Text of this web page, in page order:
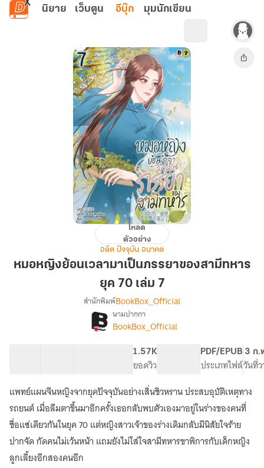
ข้ามไปยังเนื้อหาหลัก
นิยาย เว็บตูน อีบุ๊ก มุมนักเขียน
ย้อน
เป็น
ภรรยา
สามี
ยุค
70
เล่ม
7
โหลด
ตัวอย่าง
อดีต ปัจจุบัน อนาคต
หมอหญิงย้อนเวลามาเป็นภรรยาของสามีทหาร
ยุค 70 เล่ม 7
เรื่อง[จบ]หมอ
หญิง
ย้อน
เวลา
มา
เป็น
ภรรยา
ของ
สามี
ทหาร
ยุค
70
สำนักพิมพ์BookBox_Official
นามปากกา
BookBox_Official
1.57K
ยอดวิว
PDF/EPUB
ประเภทไฟล์
3 ก.
วันที่
แพทย์แผนจีนหญิงจากยุคปัจจุบันอย่างเสิ่นชิวหราน ประสบอุบัติเหตุทาง
รถยนต์ เมื่อลืมตาขึ้นมาอีกครั้งเธอกลับพบตัวเองมาอยู่ในร่างของคนที่
ชื่อแซ่เดียวกันในยุค 70 แต่หญิงสาวเจ้าของร่างเดิมกลับมีนิสัยใจร้าย
ปากจัด กัดคนไม่เว้นหน้า แถมยังไม่ใส่ใจสามีทหารขาพิการกับเด็กหญิง
ลูกเลี้ยงอีกสองคนอีก